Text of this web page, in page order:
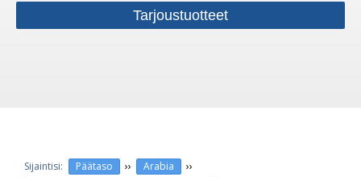
Tarjoustuotteet
Päätaso ›› Arabia ››